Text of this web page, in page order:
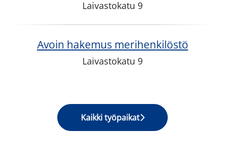
Laivastokatu 9
Avoin hakemus merihenkilöstö
Laivastokatu 9
Kaikki työpaikat